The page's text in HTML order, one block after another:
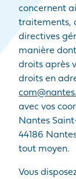
concernent
traitements,
directives
manière
droits après
droits en
avec vos
Nantes
44186
tout moyen.
Vous